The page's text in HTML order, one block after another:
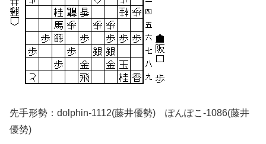
先手形勢：dolphin-1112(藤井優勢) ぽんぽこ-1086(藤井
優勢)